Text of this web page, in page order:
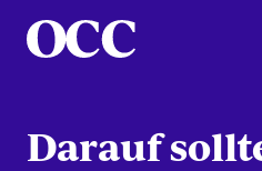
Darauf